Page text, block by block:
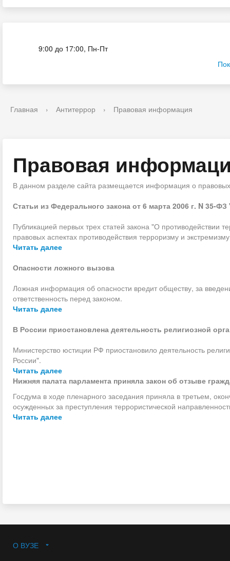
9:00 до 17:00, Пн-Пт
Главная › Антитеррор › Правовая информация
Правовая
В данном разделе сайта размещается информация о
Статьи из Федерального закона от 6 марта 2006 г. N 35-
Публикацией первых трех статей закона "О
правовых аспектах противодействия терроризму и
Читать далее
Опасности ложного вызова
Ложная информация об опасности вредит обществу, за
ответственность перед законом.
Читать далее
В России приостановлена деятельность религиозной
Министерство юстиции РФ приостановило деятельность
России".
Читать далее
Нижняя палата парламента приняла закон об отзыве
Госдума в ходе пленарного заседания приняла в третьем,
осужденных за преступления террористической
Читать далее
О ВУЗЕ